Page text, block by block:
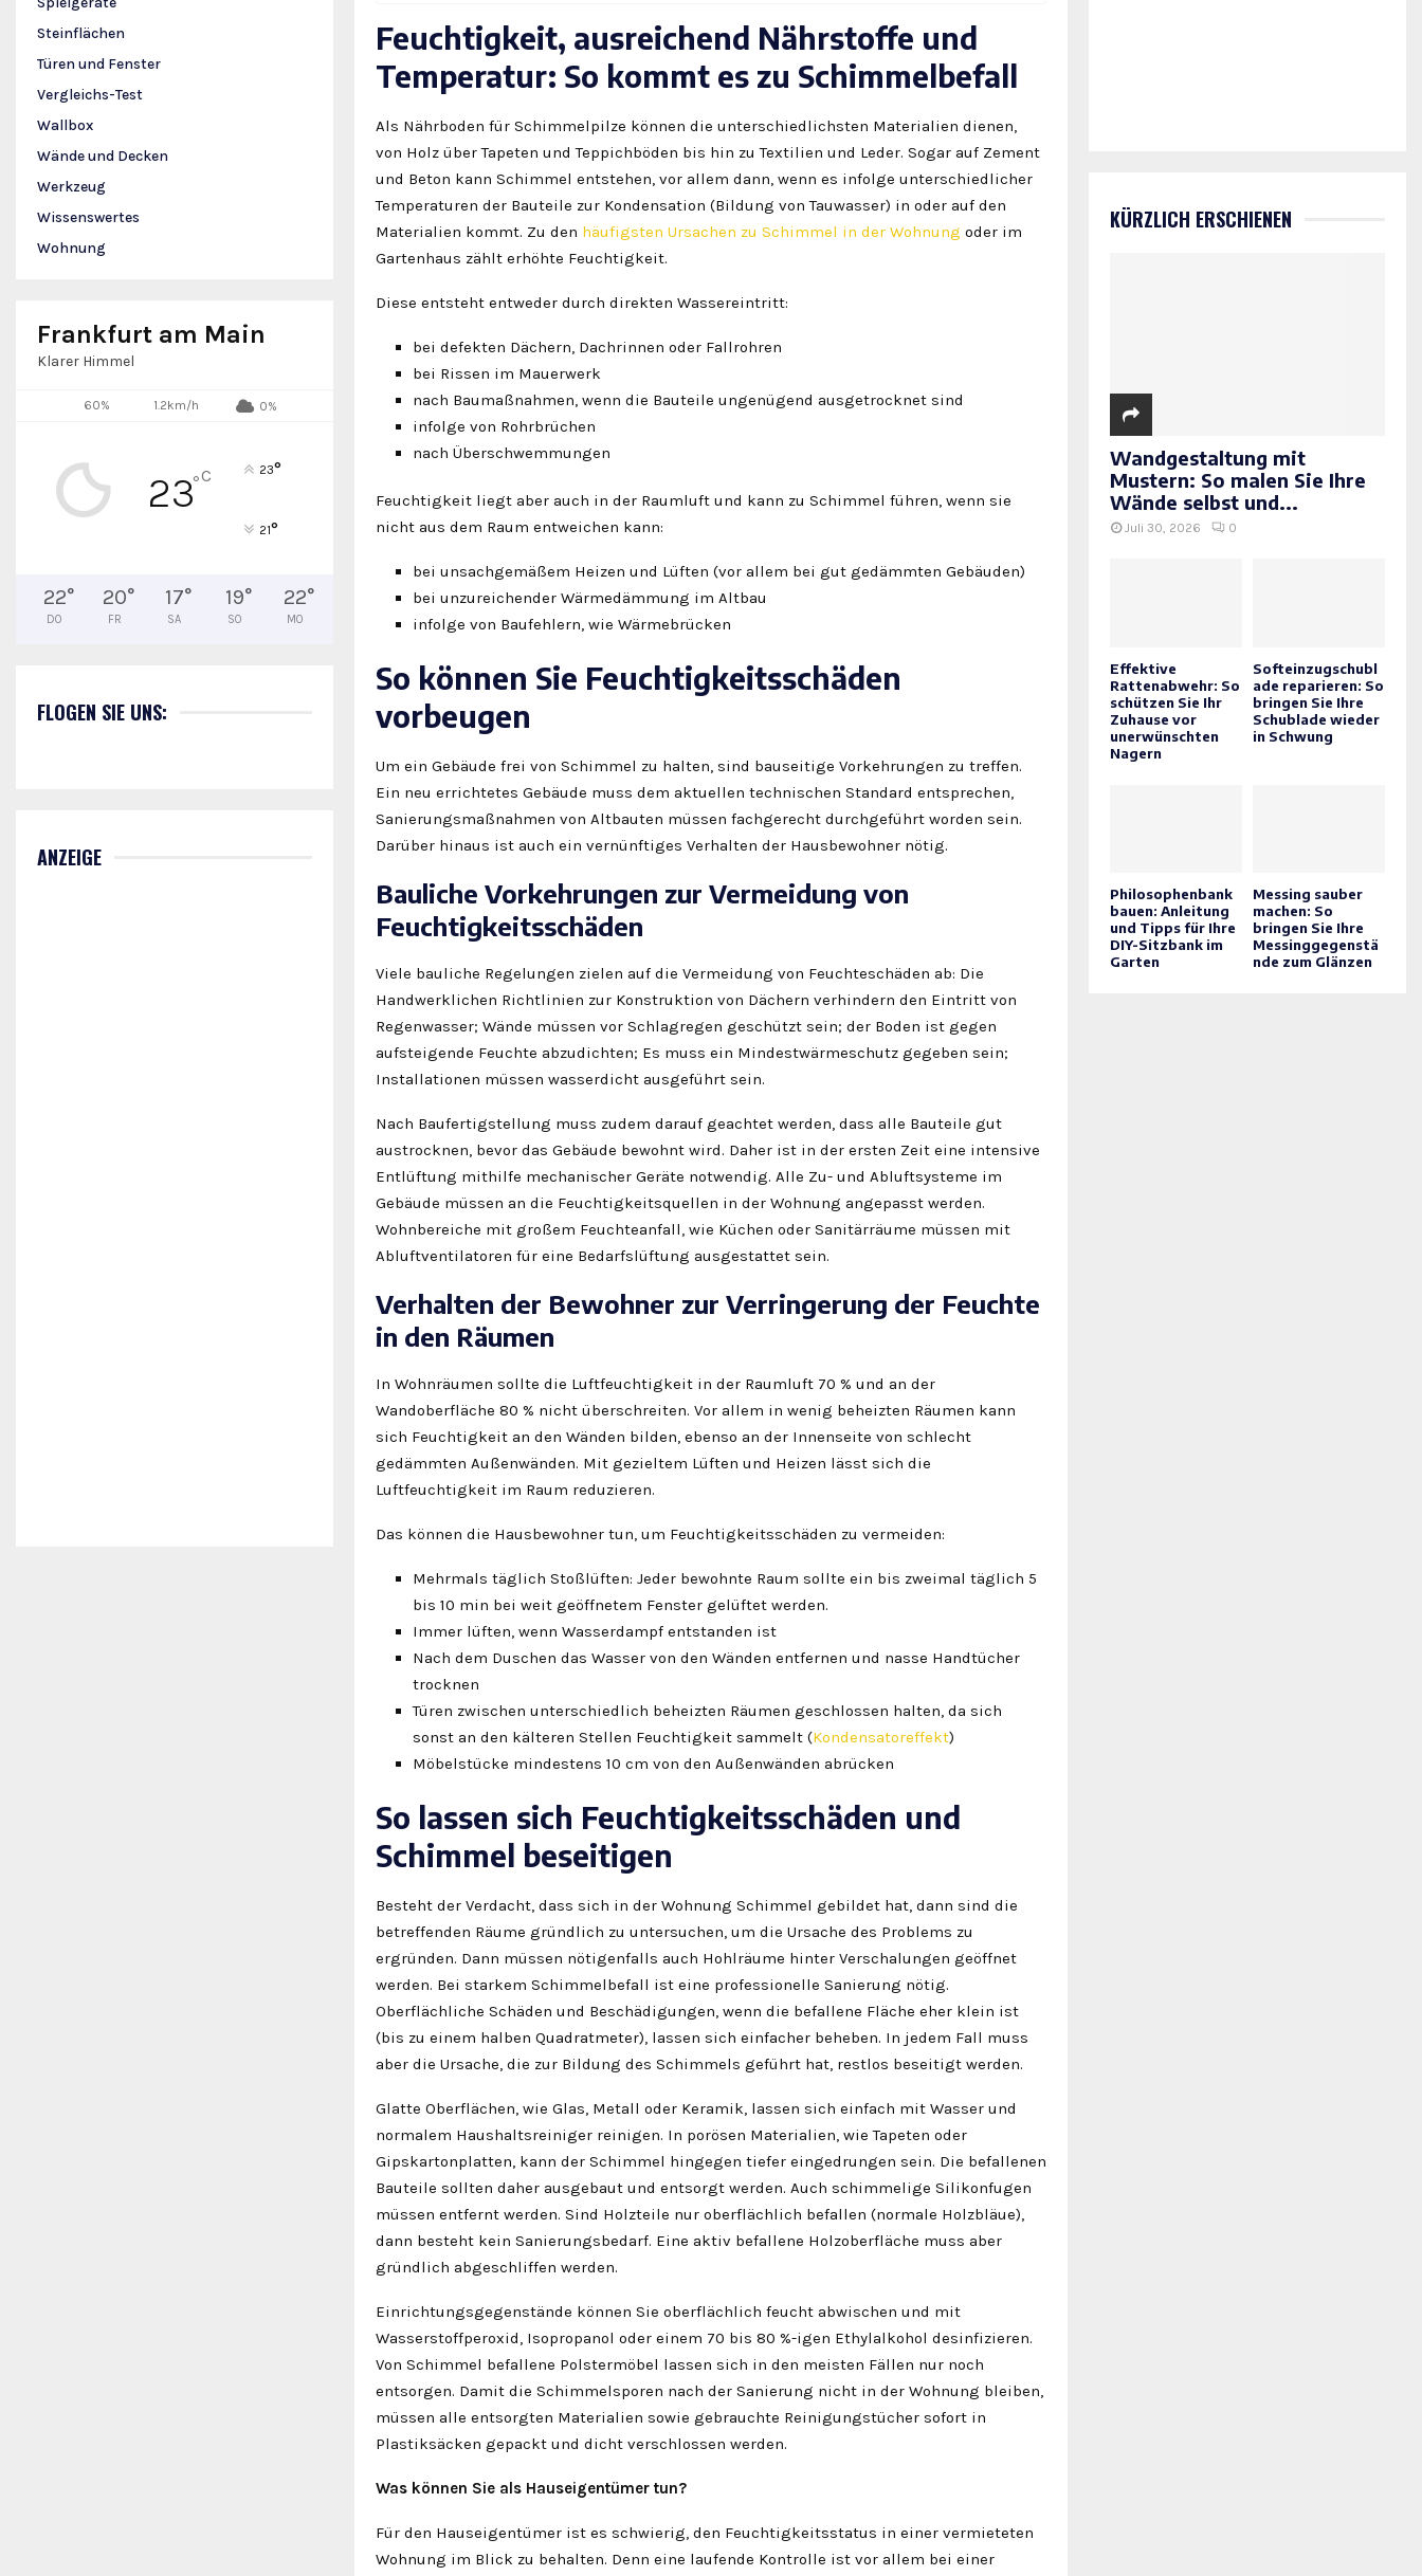
Feuchtigkeit, ausreichend Nährstoffe und
Temperatur: So kommt es zu Schimmelbefall
Als Nährboden für Schimmelpilze können die unterschiedlichsten Materialien dienen,
von Holz über Tapeten und Teppichböden bis hin zu Textilien und Leder. Sogar auf Zement
und Beton kann Schimmel entstehen, vor allem dann, wenn es infolge unterschiedlicher
Temperaturen der Bauteile zur Kondensation (Bildung von Tauwasser) in oder auf den
Materialien kommt. Zu den häufigsten Ursachen zu Schimmel in der Wohnung oder im
Gartenhaus zählt erhöhte Feuchtigkeit.
Diese entsteht entweder durch direkten Wassereintritt:
bei defekten Dächern, Dachrinnen oder Fallrohren
bei Rissen im Mauerwerk
nach Baumaßnahmen, wenn die Bauteile ungenügend ausgetrocknet sind
infolge von Rohrbrüchen
nach Überschwemmungen
Feuchtigkeit liegt aber auch in der Raumluft und kann zu Schimmel führen, wenn sie
nicht aus dem Raum entweichen kann:
bei unsachgemäßem Heizen und Lüften (vor allem bei gut gedämmten Gebäuden)
bei unzureichender Wärmedämmung im Altbau
infolge von Baufehlern, wie Wärmebrücken
So können Sie Feuchtigkeitsschäden
vorbeugen
Um ein Gebäude frei von Schimmel zu halten, sind bauseitige Vorkehrungen zu treffen.
Ein neu errichtetes Gebäude muss dem aktuellen technischen Standard entsprechen,
Sanierungsmaßnahmen von Altbauten müssen fachgerecht durchgeführt worden sein.
Darüber hinaus ist auch ein vernünftiges Verhalten der Hausbewohner nötig.
Bauliche Vorkehrungen zur Vermeidung von
Feuchtigkeitsschäden
Viele bauliche Regelungen zielen auf die Vermeidung von Feuchteschäden ab: Die
Handwerklichen Richtlinien zur Konstruktion von Dächern verhindern den Eintritt von
Regenwasser; Wände müssen vor Schlagregen geschützt sein; der Boden ist gegen
aufsteigende Feuchte abzudichten; Es muss ein Mindestwärmeschutz gegeben sein;
Installationen müssen wasserdicht ausgeführt sein.
Nach Baufertigstellung muss zudem darauf geachtet werden, dass alle Bauteile gut
austrocknen, bevor das Gebäude bewohnt wird. Daher ist in der ersten Zeit eine intensive
Entlüftung mithilfe mechanischer Geräte notwendig. Alle Zu- und Abluftsysteme im
Gebäude müssen an die Feuchtigkeitsquellen in der Wohnung angepasst werden.
Wohnbereiche mit großem Feuchteanfall, wie Küchen oder Sanitärräume müssen mit
Abluftventilatoren für eine Bedarfslüftung ausgestattet sein.
Verhalten der Bewohner zur Verringerung der Feuchte
in den Räumen
In Wohnräumen sollte die Luftfeuchtigkeit in der Raumluft 70 % und an der
Wandoberfläche 80 % nicht überschreiten. Vor allem in wenig beheizten Räumen kann
sich Feuchtigkeit an den Wänden bilden, ebenso an der Innenseite von schlecht
gedämmten Außenwänden. Mit gezieltem Lüften und Heizen lässt sich die
Luftfeuchtigkeit im Raum reduzieren.
Das können die Hausbewohner tun, um Feuchtigkeitsschäden zu vermeiden:
Mehrmals täglich Stoßlüften: Jeder bewohnte Raum sollte ein bis zweimal täglich 5
bis 10 min bei weit geöffnetem Fenster gelüftet werden.
Immer lüften, wenn Wasserdampf entstanden ist
Nach dem Duschen das Wasser von den Wänden entfernen und nasse Handtücher
trocknen
Türen zwischen unterschiedlich beheizten Räumen geschlossen halten, da sich
sonst an den kälteren Stellen Feuchtigkeit sammelt (Kondensatoreffekt)
Möbelstücke mindestens 10 cm von den Außenwänden abrücken
So lassen sich Feuchtigkeitsschäden und
Schimmel beseitigen
Besteht der Verdacht, dass sich in der Wohnung Schimmel gebildet hat, dann sind die
betreffenden Räume gründlich zu untersuchen, um die Ursache des Problems zu
ergründen. Dann müssen nötigenfalls auch Hohlräume hinter Verschalungen geöffnet
werden. Bei starkem Schimmelbefall ist eine professionelle Sanierung nötig.
Oberflächliche Schäden und Beschädigungen, wenn die befallene Fläche eher klein ist
(bis zu einem halben Quadratmeter), lassen sich einfacher beheben. In jedem Fall muss
aber die Ursache, die zur Bildung des Schimmels geführt hat, restlos beseitigt werden.
Glatte Oberflächen, wie Glas, Metall oder Keramik, lassen sich einfach mit Wasser und
normalem Haushaltsreiniger reinigen. In porösen Materialien, wie Tapeten oder
Gipskartonplatten, kann der Schimmel hingegen tiefer eingedrungen sein. Die befallenen
Bauteile sollten daher ausgebaut und entsorgt werden. Auch schimmelige Silikonfugen
müssen entfernt werden. Sind Holzteile nur oberflächlich befallen (normale Holzbläue),
dann besteht kein Sanierungsbedarf. Eine aktiv befallene Holzoberfläche muss aber
gründlich abgeschliffen werden.
Einrichtungsgegenstände können Sie oberflächlich feucht abwischen und mit
Wasserstoffperoxid, Isopropanol oder einem 70 bis 80 %-igen Ethylalkohol desinfizieren.
Von Schimmel befallene Polstermöbel lassen sich in den meisten Fällen nur noch
entsorgen. Damit die Schimmelsporen nach der Sanierung nicht in der Wohnung bleiben,
müssen alle entsorgten Materialien sowie gebrauchte Reinigungstücher sofort in
Plastiksäcken gepackt und dicht verschlossen werden.
Was können Sie als Hauseigentümer tun?
Für den Hauseigentümer ist es schwierig, den Feuchtigkeitsstatus in einer vermieteten
Wohnung im Blick zu behalten. Denn eine laufende Kontrolle ist vor allem bei einer
Steinflächen
Türen und Fenster
Vergleichs-Test
Wallbox
Wände und Decken
Werkzeug
Wissenswertes
Wohnung
Frankfurt am Main
Klarer Himmel
60% 1.2km/h 0%
23°C 23°
21°
22°
DO
20°
FR
17°
SA
19°
SO
22°
MO
FLOGEN SIE UNS:
ANZEIGE
KÜRZLICH ERSCHIENEN
Wandgestaltung mit
Mustern: So malen Sie Ihre
Wände selbst und...
Juli 30, 2026 0
Effektive
Rattenabwehr: So
schützen Sie Ihr
Zuhause vor
unerwünschten
Nagern
Softeinzugschubl
ade reparieren: So
bringen Sie Ihre
Schublade wieder
in Schwung
Philosophenbank
bauen: Anleitung
und Tipps für Ihre
DIY-Sitzbank im
Garten
Messing sauber
machen: So
bringen Sie Ihre
Messinggegenstä
nde zum Glänzen